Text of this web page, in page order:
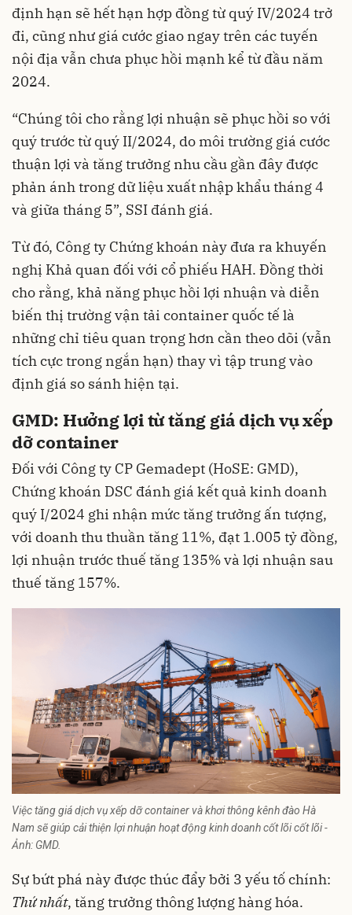
định hạn sẽ hết hạn hợp đồng từ quý IV/2024 trở
đi, cũng như giá cước giao ngay trên các tuyến
nội địa vẫn chưa phục hồi mạnh kể từ đầu năm
2024.
“Chúng tôi cho rằng lợi nhuận sẽ phục hồi so với
quý trước từ quý II/2024, do môi trường giá cước
thuận lợi và tăng trưởng nhu cầu gần đây được
phản ánh trong dữ liệuxuất nhập khẩutháng 4
và giữa tháng 5”, SSI đánh giá.
Từ đó, Công ty Chứng khoán này đưa ra khuyến
nghị Khả quan đối với cổ phiếu HAH. Đồng thời
cho rằng, khả năng phục hồi lợi nhuận và diễn
biến thị trường vận tải container quốc tế là
những chỉ tiêu quan trọng hơn cần theo dõi (vẫn
tích cực trong ngắn hạn) thay vì tập trung vào
định giá so sánh hiện tại.
GMD: Hưởng lợi từ tăng giá dịch vụ xếp
dỡ container
Đối với Công ty CP Gemadept (HoSE: GMD),
Chứng khoán DSC đánh giá kết quả kinh doanh
quý I/2024 ghi nhận mức tăng trưởng ấn tượng,
với doanh thu thuần tăng 11%, đạt 1.005 tỷ đồng,
lợi nhuận trước thuế tăng 135% và lợi nhuận sau
thuế tăng 157%.
Việc tăng giá dịch vụ xếp dỡ container và khơi thông kênh đào Hà
Nam sẽ giúp cải thiện lợi nhuận hoạt động kinh doanh cốt lõi cốt lõi -
Ảnh: GMD.
Sự bứt phá này được thúc đẩy bởi 3 yếu tố chính:
Thứ nhất, tăng trưởng thông lượng hàng hóa.